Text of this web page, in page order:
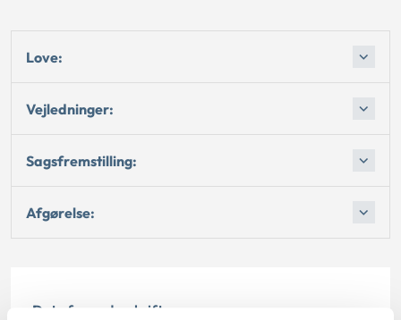
Love:
Vejledninger:
Sagsfremstilling:
Afgørelse:
Dato for underskrift